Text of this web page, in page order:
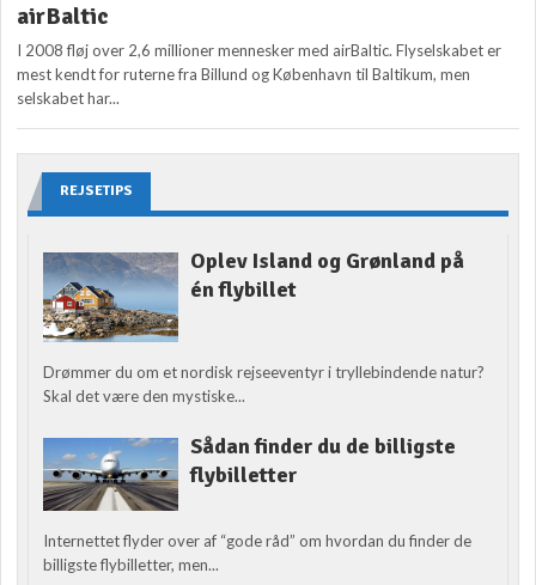
airBaltic
I 2008 fløj over 2,6 millioner mennesker med airBaltic. Flyselskabet er
mest kendt for ruterne fra Billund og København til Baltikum, men
selskabet har...
REJSETIPS
Oplev Island og Grønland på
én flybillet
Drømmer du om et nordisk rejseeventyr i tryllebindende natur?
Skal det være den mystiske...
Sådan finder du de billigste
flybilletter
Internettet flyder over af “gode råd” om hvordan du finder de
billigste flybilletter, men...